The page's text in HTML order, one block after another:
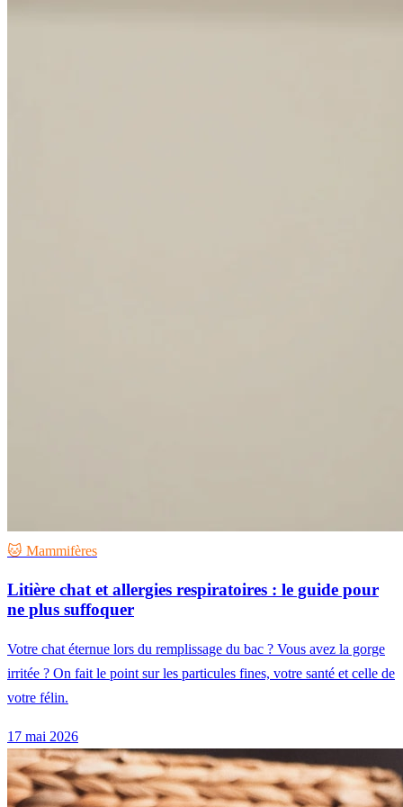
🐱 Mammifères
Litière chat et allergies respiratoires : le guide pour
ne plus suffoquer
Votre chat éternue lors du remplissage du bac ? Vous avez la gorge
irritée ? On fait le point sur les particules fines, votre santé et celle de
votre félin.
17 mai 2026